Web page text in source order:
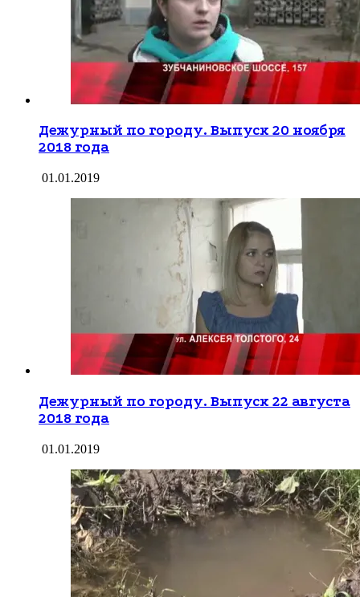
Дежурный по городу. Выпуск 20 ноября
2018 года
01.01.2019
Дежурный по городу. Выпуск 22 августа
2018 года
01.01.2019